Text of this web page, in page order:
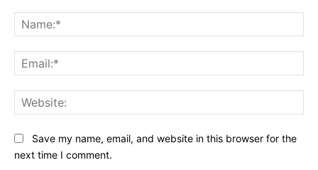
Save my name, email, and website in this browser for the
next time I comment.